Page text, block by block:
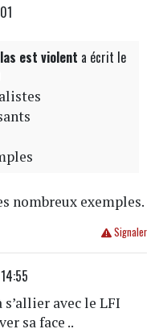
est violent a écrit le
nombreux exemples.
Signaler
avec le LFI
sa face ..